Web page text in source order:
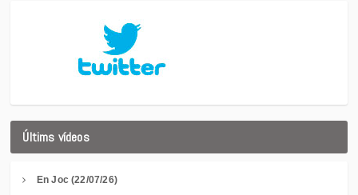
Últims vídeos
En Joc (22/07/26)